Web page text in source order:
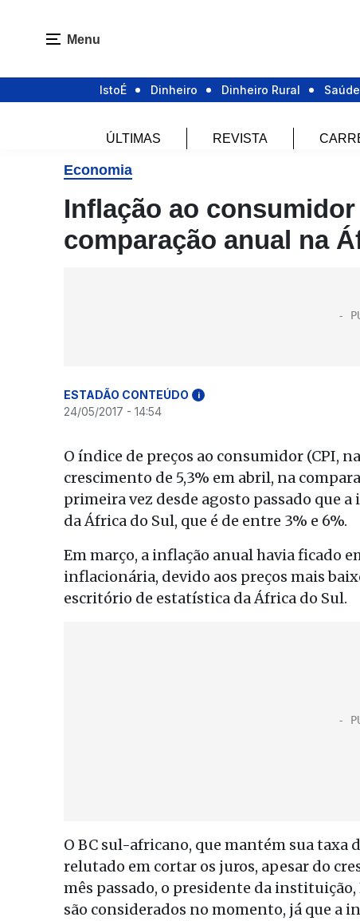
Menu
IstoÉ Dinheiro Dinheiro Rural Saúde
ÚLTIMAS REVISTA
Economia
Inflação ao
comparação anual na
ESTADÃO CONTEÚDO i
24/05/2017 - 14:54
O índice de preços ao consumidor (CPI,
crescimento de 5,3% em abril, na
primeira vez desde agosto passado que
da África do Sul, que é de entre 3% e 6%.
Em março, a inflação anual havia ficado
inflacionária, devido aos preços mais
escritório de estatística da África do Sul.
O BC sul-africano, que mantém sua taxa
relutado em cortar os juros, apesar do
mês passado, o presidente da
são considerados no momento, já que a